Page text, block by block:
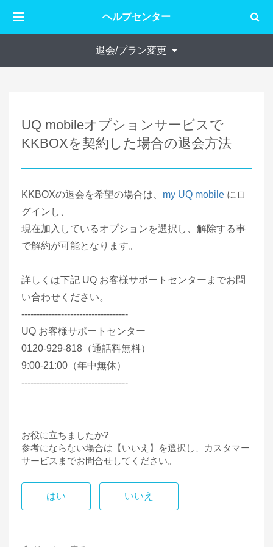
ヘルプセンター
退会/プラン変更
UQ mobileオプションサービスで
KKBOXを契約した場合の退会方法
KKBOXの退会を希望の場合は、 my UQ mobile にロ
グインし、
現在加入しているオプションを選択し、解除する事
で解約が可能となります。
詳しくは下記 UQ お客様サポートセンターまでお問
い合わせください。
-----------------------------------
UQ お客様サポートセンター
0120-929-818（通話料無料）
9:00-21:00（年中無休）
-----------------------------------
お役に立ちましたか?
参考にならない場合は【いいえ】を選択し、カスタマー
サービスまでお問合せしてください。
はい いいえ